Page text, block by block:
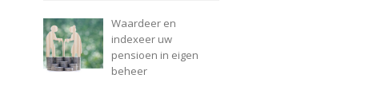
Waardeer en
indexeer uw
pensioen in eigen
beheer